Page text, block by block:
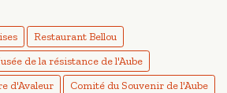
Restaurant Bellou
de la résistance de l'Aube
d'Avaleur
Comité du Souvenir de l'Aube